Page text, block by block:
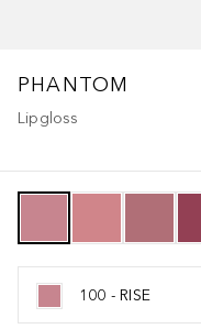
PHANTOM
Lipgloss
100 - RISE